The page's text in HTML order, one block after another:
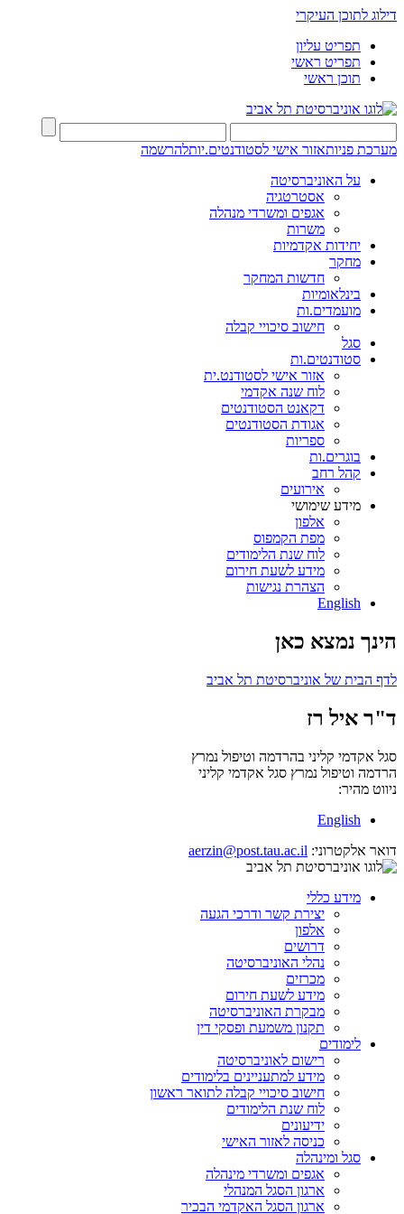
דילוג לתוכן העיקרי
תפריט עליון
תפריט ראשי
תוכן ראשי
מערכת פניותאזור אישי לסטודנטים.יותלהרשמה
על האוניברסיטה
אסטרטגיה
אגפים ומשרדי מנהלה
משרות
יחידות אקדמיות
מחקר
חדשות המחקר
בינלאומיות
מועמדים.ות
חישוב סיכויי קבלה
סגל
סטודנטים.ות
אזור אישי לסטודנט.ית
לוח שנה אקדמי
דקאנט הסטודנטים
אגודת הסטודנטים
ספריות
בוגרים.ות
קהל רחב
אירועים
מידע שימושי
אלפון
מפת הקמפוס
לוח שנת הלימודים
מידע לשעת חירום
הצהרת נגישות
English
הינך נמצא כאן
לדף הבית של אוניברסיטת תל אביב
ד"ר איל רז
סגל אקדמי קליני בהרדמה וטיפול נמרץ
הרדמה וטיפול נמרץ סגל אקדמי קליני
ניווט מהיר:
English
דואר אלקטרוני: aerzin@post.tau.ac.il
מידע כללי
יצירת קשר ודרכי הגעה
אלפון
דרושים
נהלי האוניברסיטה
מכרזים
מידע לשעת חירום
מבקרת האוניברסיטה
תקנון משמעת ופסקי דין
לימודים
רישום לאוניברסיטה
מידע למתעניינים בלימודים
חישוב סיכויי קבלה לתואר ראשון
לוח שנת הלימודים
ידיעונים
כניסה לאזור האישי
סגל ומינהלה
אגפים ומשרדי מינהלה
ארגון הסגל המנהלי
ארגון הסגל האקדמי הבכיר